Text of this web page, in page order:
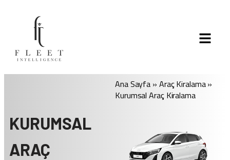
KURUMSAL
ARAÇ
Ana Sayfa » Araç Kiralama»
Kurumsal Araç Kiralama